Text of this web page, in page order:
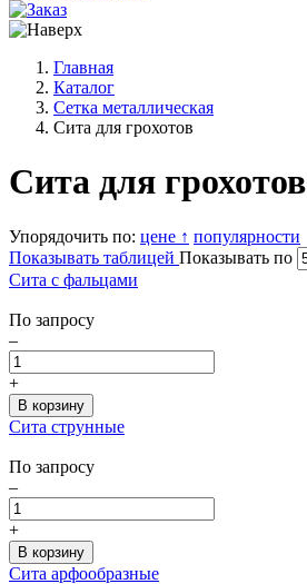
Главная
Каталог
Сетка металлическая
Сита для грохотов
Сита для грохотов
Упорядочить по: цене ↑ популярности
Показывать таблицей Показывать по
Сита с фальцами
По запросу
–
+
Сита струнные
По запросу
–
+
Сита арфообразные